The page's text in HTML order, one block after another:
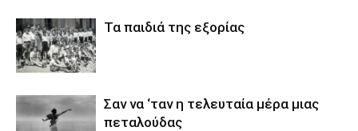
Τα παιδιά της εξορίας
Σαν να ‘ταν η τελευταία μέρα μιας
πεταλούδας